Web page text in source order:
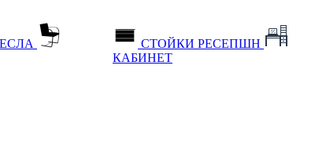
СТОЙКИ РЕСЕПШН
КАБИНЕТ